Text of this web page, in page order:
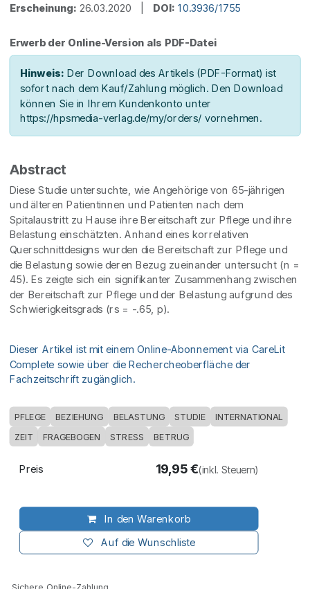
Erscheinung: 26.03.2020 | DOI: 10.3936/1755
Erwerb der Online-Version als PDF-Datei
Hinweis: Der Download des Artikels (PDF-Format) ist
sofort nach dem Kauf/Zahlung möglich. Den Download
können Sie in Ihrem Kundenkonto unter
https://hpsmedia-verlag.de/my/orders/ vornehmen.
Abstract
Diese Studie untersuchte, wie Angehörige von 65-jährigen
und älteren Patientinnen und Patienten nach dem
Spitalaustritt zu Hause ihre Bereitschaft zur Pflege und ihre
Belastung einschätzten. Anhand eines korrelativen
Querschnittdesigns wurden die Bereitschaft zur Pflege und
die Belastung sowie deren Bezug zueinander untersucht (n =
45). Es zeigte sich ein signifikanter Zusammenhang zwischen
der Bereitschaft zur Pflege und der Belastung aufgrund des
Schwierigkeitsgrads (rs = -.65, p).
Dieser Artikel ist mit einem Online-Abonnement via CareLit
Complete sowie über die Rechercheoberfläche der
Fachzeitschrift zugänglich.
PFLEGE BEZIEHUNG BELASTUNG STUDIE INTERNATIONAL
ZEIT FRAGEBOGEN STRESS BETRUG
In den Warenkorb
Auf die Wunschliste
Preis 19,95€(inkl. Steuern)
Sichere Online-Zahlung